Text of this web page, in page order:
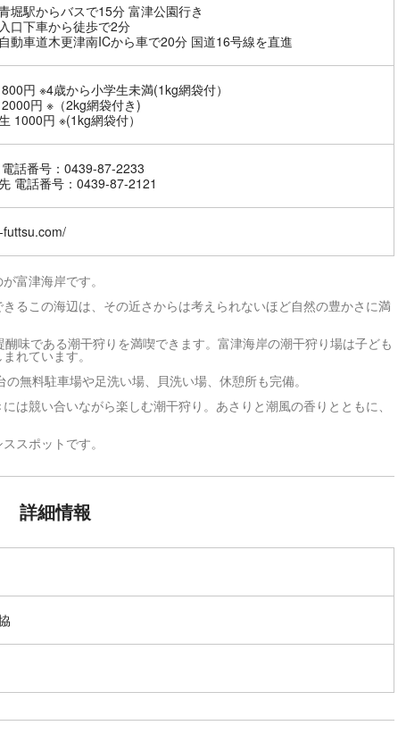
堀駅からバスで15分 富津公園行き
口下車から徒歩で2分
動車道木更津南ICから車で20分 国道16号線を直進
800円 ※4歳から小学生未満(1kg網袋付）
2000円 ※（2kg網袋付き)
1000円 ※(1kg網袋付）
話番号：0439-87-2233
電話番号：0439-87-2121
futtsu.com/
富津海岸です。
るこの海辺は、その近さからは考えられないほど自然の豊かさに満
味である潮干狩りを満喫できます。富津海岸の潮干狩り場は子ども
れています。
無料駐車場や足洗い場、貝洗い場、休憩所も完備。
は競い合いながら楽しむ潮干狩り。あさりと潮風の香りとともに、
スポットです。
詳細情報